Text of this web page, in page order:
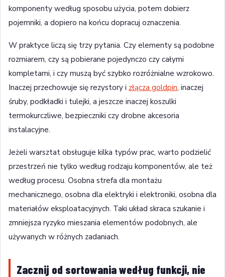
komponenty według sposobu użycia, potem dobierz
pojemniki, a dopiero na końcu dopracuj oznaczenia.
W praktyce liczą się trzy pytania. Czy elementy są podobne
rozmiarem, czy są pobierane pojedynczo czy całymi
kompletami, i czy muszą być szybko rozróżnialne wzrokowo.
Inaczej przechowuje się rezystory i złącza goldpin, inaczej
śruby, podkładki i tulejki, a jeszcze inaczej koszulki
termokurczliwe, bezpieczniki czy drobne akcesoria
instalacyjne.
Jeżeli warsztat obsługuje kilka typów prac, warto podzielić
przestrzeń nie tylko według rodzaju komponentów, ale też
według procesu. Osobna strefa dla montażu
mechanicznego, osobna dla elektryki i elektroniki, osobna dla
materiałów eksploatacyjnych. Taki układ skraca szukanie i
zmniejsza ryzyko mieszania elementów podobnych, ale
używanych w różnych zadaniach.
Zacznij od sortowania według funkcji, nie